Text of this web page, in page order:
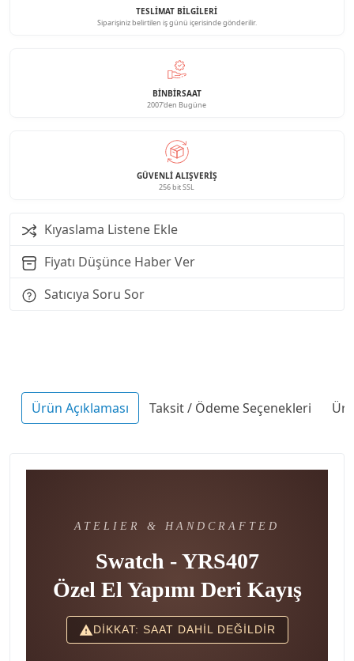
TESLİMAT BİLGİLERİ
Siparişiniz belirtilen iş günü içerisinde gönderilir.
BINBIRSAAT
2007'den Bugüne
GÜVENLI ALIŞVERIŞ
256 bit SSL
Kıyaslama Listene Ekle
Fiyatı Düşünce Haber Ver
Satıcıya Soru Sor
Ürün Açıklaması Taksit / Ödeme Seçenekleri
ATELIER & HANDCRAFTED
Swatch - YRS407
Özel El Yapımı Deri Kayış
DİKKAT: SAAT DAHİL DEĞİLDİR